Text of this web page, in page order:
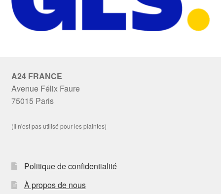
A24 FRANCE
Avenue Félix Faure
75015 Paris
(Il n'est pas utilisé pour les plaintes)
Politique de confidentialité
À propos de nous